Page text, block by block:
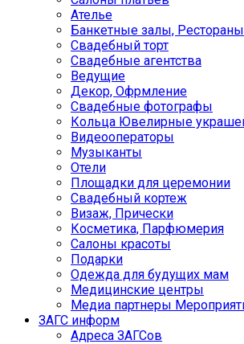
Ателье
Банкетные залы, Рестораны
Свадебный торт
Свадебные агентства
Ведущие
Декор, Офрмление
Свадебные фотографы
Кольца Ювелирные
Видеооператоры
Музыканты
Отели
Площадки для церемонии
Свадебный кортеж
Визаж, Прически
Косметика, Парфюмерия
Салоны красоты
Подарки
Одежда для будущих мам
Медицинские центры
Медиа партнеры
ЗАГС информ
Адреса ЗАГСов